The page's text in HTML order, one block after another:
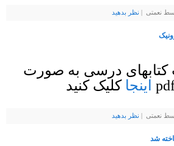
نظر بدهيد
کتابهای درسی به صورت
اینجا کلیک کنید
نظر بدهيد
شد